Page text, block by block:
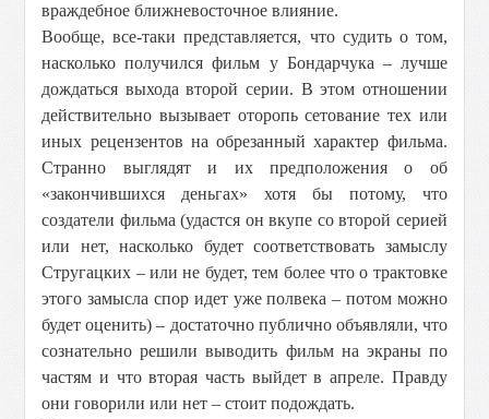
враждебное ближневосточное влияние.
Вообще, все-таки представляется, что судить о том,
насколько получился фильм у Бондарчука – лучше
дождаться выхода второй серии. В этом отношении
действительно вызывает оторопь сетование тех или
иных рецензентов на обрезанный характер фильма.
Странно выглядят и их предположения о об
«закончившихся деньгах» хотя бы потому, что
создатели фильма (удастся он вкупе со второй серией
или нет, насколько будет соответствовать замыслу
Стругацких – или не будет, тем более что о трактовке
этого замысла спор идет уже полвека – потом можно
будет оценить) – достаточно публично объявляли, что
сознательно решили выводить фильм на экраны по
частям и что вторая часть выйдет в апреле. Правду
они говорили или нет – стоит подождать.